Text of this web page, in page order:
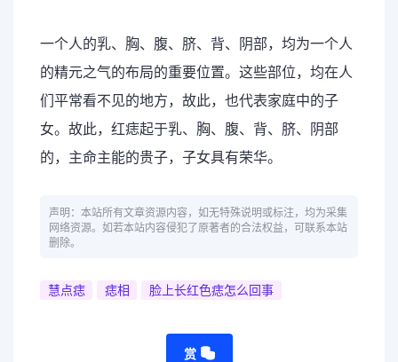
一个人的乳、胸、腹、脐、背、阴部，均为一个人
的精元之气的布局的重要位置。这些部位，均在人
们平常看不见的地方，故此，也代表家庭中的子
女。故此，红痣起于乳、胸、腹、背、脐、阴部
的，主命主能的贵子，子女具有荣华。
声明：本站所有文章资源内容，如无特殊说明或标注，均为采集
网络资源。如若本站内容侵犯了原著者的合法权益，可联系本站
删除。
慧点痣 痣相 脸上长红色痣怎么回事
赏